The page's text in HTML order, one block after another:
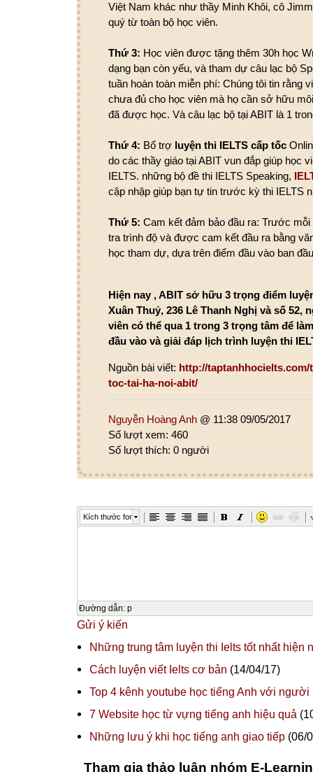
Việt Nam khác như thầy Minh Khôi, cô
quý từ toàn bộ học viên.
Thứ 3: Học viên được tặng thêm 30h học
dạng bạn còn yếu, và tham dự câu lạc bộ
tuần hoàn toàn miễn phí: Chúng tôi tin rằng
chưa đủ cho học viên mà họ cần sở hữu
đã được học. Và câu lạc bộ tại ABIT là 1
Thứ 4: Bổ trợ luyện thi IELTS cấp tốc
do các thầy giáo tại ABIT vun đắp giúp học
IELTS. những bộ đề thi IELTS Speaking,
cập nhập giúp bạn tự tin trước kỳ thi IELTS
Thứ 5: Cam kết đảm bảo đầu ra: Trước
tra trình độ và được cam kết đầu ra bằng
học tham dự, dựa trên điểm đầu vào ban đầu
Hiện nay , ABIT sở hữu 3 trọng điểm
Xuân Thuỷ, 236 Lê Thanh Nghị và số 52,
viên có thể qua 1 trong 3 trọng tâm để
đầu vào vàgiải đáp lịch trình luyện thi
Nguồn bài viết: http://
toc-tai-ha-noi-abit/
Nguyễn Hoàng Anh @ 11:38 09/05/2017
Số lượt xem: 460
Số lượt thích: 0 người
Kích thước font
Đường dẫn: p
Gửi ý kiến
Những trung tâm luyện thi Ielts tốt nhất hiện
Cách luyện viết Ielts cơ bản (14/04/17)
Top 4 kênh youtube học tiếng Anh với
7 Website học từ vựng tiếng anh hiệu quả
Những lưu ý khi học tiếng anh giao tiếp (06/
Tham gia thảo luận nhóm E-